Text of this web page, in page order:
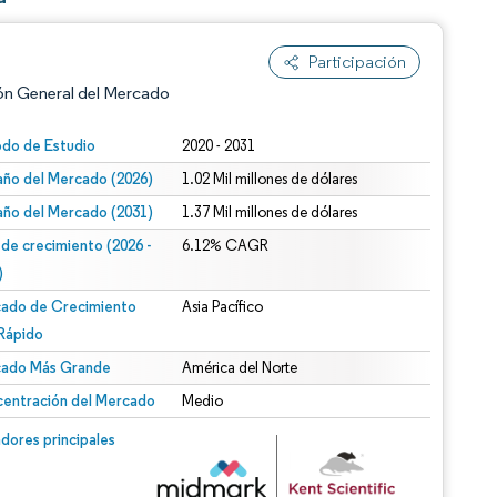
Participación
General del Mercado
de Estudio 2020 - 2031
del Mercado (2026) 1.02 Mil millones de dólares
del Mercado (2031) 1.37 Mil millones de dólares
de crecimiento (2026 -
6.12% CAGR
de Crecimiento
Asia Pacífico
Más Grande América del Norte
del Mercado Medio
principales
© Mordor Intelligence. El uso requiere atribución según CC BY 4.0.
CC BY 4.0.